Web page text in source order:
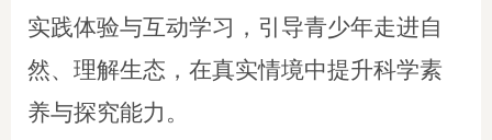
实践体验与互动学习，引导青少年走进自
然、理解生态，在真实情境中提升科学素
养与探究能力。